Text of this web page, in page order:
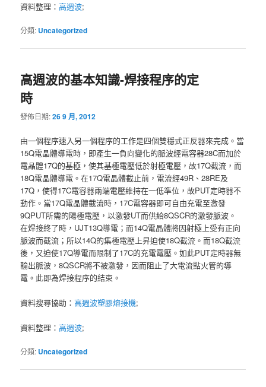
資料整理：高週波;
分類: Uncategorized
高週波的基本知識-焊接程序的定
時
發佈日期:26 9 月, 2012
由一個程序速入另一個程序的工作是四個雙穩式正反器來完成。當
15Q電晶體導電時，即產生一負向變化的脈波經電容器28C而加於
電晶體17Q的基極，使其基極電壓低於射極電壓，故17Q截流，而
18Q電晶體導電。在17Q電晶體截止前，電流經49R、28RE及
17Q，使得17C電容器兩端電壓維持在一低準位，故PUT定時器不
動作。當17Q電晶體截流時，17C電容器即可自由充電至激發
9QPUT所需的陽極電壓，以激發UT而供給8QSCR的激發脈波。
在焊接終了時，UJT13Q導電；而14Q電晶體將因射極上受有正向
脈波而截流；所以14Q的集極電壓上昇迫使18Q截流。而18Q截流
後，又迫使17Q導電而限制了17C的充電電壓。如此PUT定時器無
輸出脈波，8QSCR將不被激發，因而阻止了大電流點火管的導
電。此即為焊接程序的結束。
資料搜尋協助：高週波塑膠熔接機;
資料整理：高週波;
分類: Uncategorized